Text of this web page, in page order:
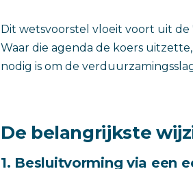
Dit wetsvoorstel vloeit voort uit
Waar die agenda de koers
nodig is om de
De belangrijkste
1. Besluitvorming via een